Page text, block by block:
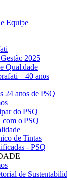
Equipe
2025
Qualidade
– 40 anos
24 anos de PSQ
do PSQ
com o PSQ
de Tintas
- PSQ
de